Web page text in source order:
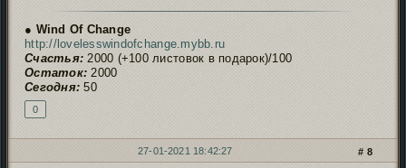
● Wind Of Change
http://lovelesswindofchange.mybb.ru
Счастья: 2000 (+100 листовок в подарок)/100
Остаток: 2000
Сегодня: 50
0
8
27-01-2021 18:42:27